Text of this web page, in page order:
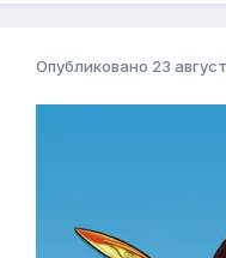
Опубликовано 23